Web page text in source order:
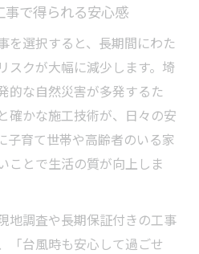
で得られる安心感
を選択すると、長期間にわた
スクが大幅に減少します。埼
的な自然災害が多発するた
確かな施工技術が、日々の安
子育て世帯や高齢者のいる家
ことで生活の質が向上しま
地調査や長期保証付きの工事
「台風時も安心して過ごせ